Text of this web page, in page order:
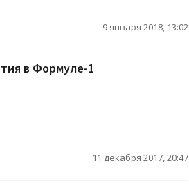
9 января 2018, 13:02
в Формуле-1
11 декабря 2017, 20:47